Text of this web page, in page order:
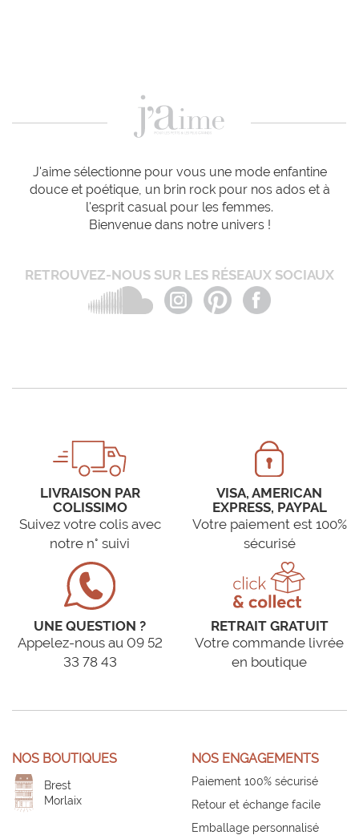
J'aime sélectionne pour vous une mode enfantine
douce et poétique, un brin rock pour nos ados et à
l'esprit casual pour les femmes.
Bienvenue dans notre univers !
RETROUVEZ-NOUS SUR LES RÉSEAUX SOCIAUX
LIVRAISON PAR
COLISSIMO
Suivez votre colis avec
notre n° suivi
VISA, AMERICAN
EXPRESS, PAYPAL
Votre paiement est 100%
sécurisé
UNE QUESTION ?
Appelez-nous au 09 52
33 78 43
RETRAIT GRATUIT
Votre commande livrée
en boutique
NOS BOUTIQUES
Brest
Morlaix
NOS ENGAGEMENTS
Paiement 100% sécurisé
Retour et échange facile
Emballage personnalisé